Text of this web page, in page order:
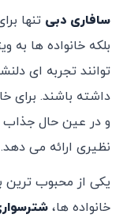
سافاری دبی تنها
بلکه خانواده‌ ها به
‌توانند تجربه ‌ای
داشته باشند. برای
و در عین حال جذاب
‌نظیری ارائه می ‌دهد.
یکی از محبوب ‌ترین
خانواده‌ ها،